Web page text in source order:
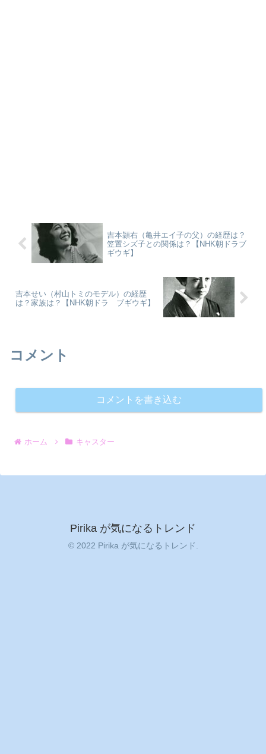
吉本頴右（亀井エイ子の父）の経歴は？
笠置シズ子との関係は？【NHK朝ドラブ
ギウギ】
吉本せい（村山トミのモデル）の経歴
は？家族は？【NHK朝ドラ ブギウギ】
コメント
コメントを書き込む
ホーム キャスター
Pirika が気になるトレンド
© 2022 Pirika が気になるトレンド.